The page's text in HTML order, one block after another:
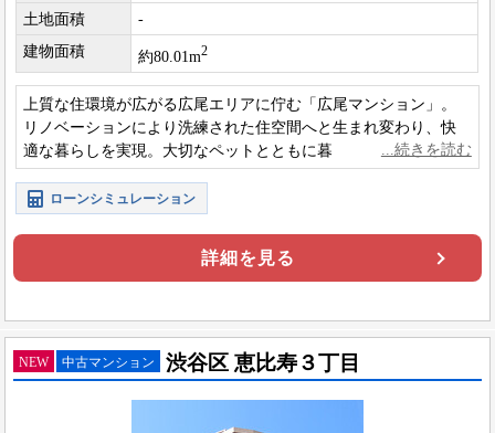
土地面積
-
建物面積
約80.01m2
上質な住環境が広がる広尾エリアに佇む「広尾マンション」。
リノベーションにより洗練された住空間へと生まれ変わり、快
適な暮らしを実現。大切なペットとともに暮らせる嬉しい2匹飼
育可能で、都心での豊かなライフスタイルを叶えます。
ローンシミュレーション
詳細を見る
NEW 中古マンション 渋谷区 恵比寿３丁目